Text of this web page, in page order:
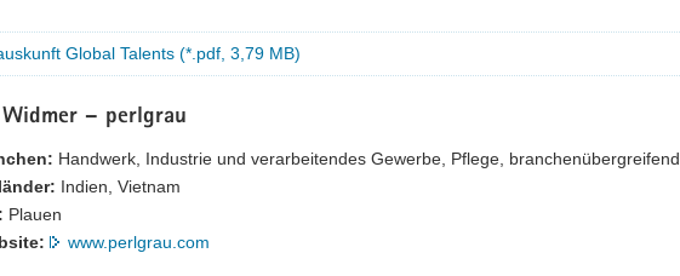
Global Talents (*.pdf, 3,79 MB)
Widmer – perlgrau
Handwerk, Industrie und verarbeitendes Gewerbe, Pflege, branchenübergreifend
Indien, Vietnam
Plauen
www.perlgrau.com